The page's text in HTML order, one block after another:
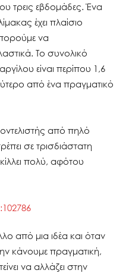
τρεις εβδομάδες. Ένα
έχει πλαίσιο
να
Το συνολικό
είναι περίπου 1,6
από ένα πραγματικό
από πηλό
σε τρισδιάστατη
πολύ, αφότου
από μια ιδέα και όταν
κάνουμε πραγματική,
να αλλάζει στην